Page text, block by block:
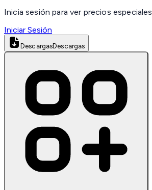
Inicia sesión para ver precios especiales
Iniciar Sesión
DescargasDescargas